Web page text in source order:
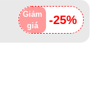
Giảm
giá
-25%